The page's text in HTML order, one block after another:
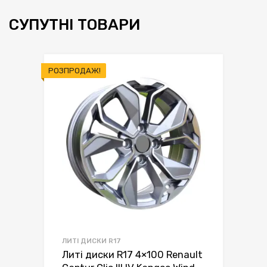
СУПУТНІ ТОВАРИ
РОЗПРОДАЖ!
ЛИТІ ДИСКИ R17
Литі диски R17 4×100 Renault